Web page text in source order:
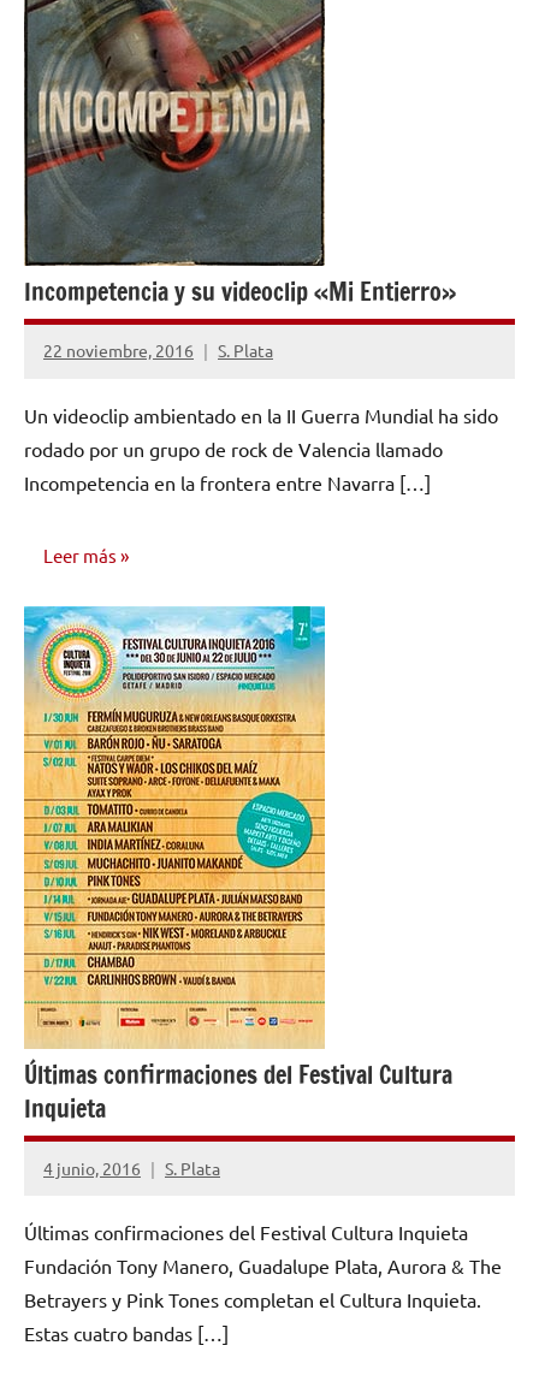
Incompetencia y su videoclip «Mi Entierro»
22 noviembre, 2016 S. Plata
No
comentarios
Un videoclip ambientado en la II Guerra Mundial ha sido
rodado por un grupo de rock de Valencia llamado
Incompetencia en la frontera entre Navarra […]
Leer más
NOTICIAS
Últimas confirmaciones del Festival Cultura
Inquieta
4 junio, 2016 S. Plata
1
Últimas confirmaciones del Festival Cultura Inquieta
Fundación Tony Manero, Guadalupe Plata, Aurora & The
Betrayers y Pink Tones completan el Cultura Inquieta.
Estas cuatro bandas […]